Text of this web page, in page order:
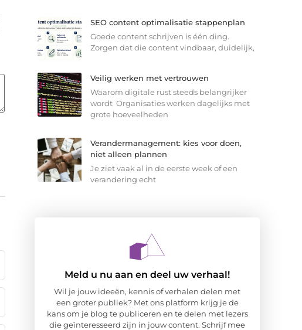
SEO content optimalisatie stappenplan
Goede content schrijven is één ding.
Zorgen dat die content vindbaar, duidelijk,
Veilig werken met vertrouwen
Waarom digitale rust steeds belangrijker
wordt Organisaties werken dagelijks met
grote hoeveelheden
Verandermanagement: kies voor doen,
niet alleen plannen
Je ziet vaak al in de eerste week of een
verandering echt
Meld u nu aan en deel uw verhaal!
Wil je jouw ideeën, kennis of verhalen delen met
een groter publiek? Met ons platform krijg je de
kans om je blog te publiceren en te delen met lezers
die geïnteresseerd zijn in jouw content. Schrijf mee